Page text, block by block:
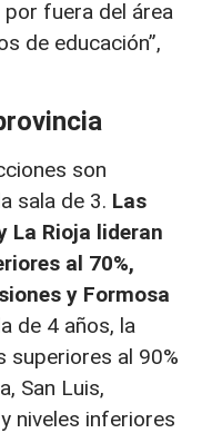
fuera del área
de educación”,
son
sala de 3. Las
La Rioja lideran
al 70%,
y Formosa
de 4 años, la
superiores al 90%
San Luis,
niveles inferiores